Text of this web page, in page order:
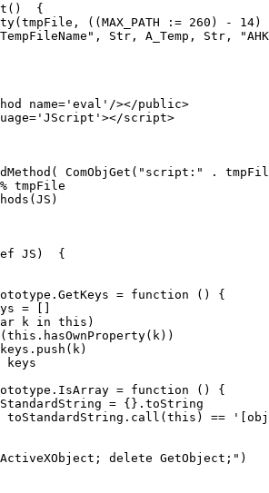
{
((MAX_PATH := 260) - 14)
Str, A_Temp, Str,
name='eval'/></public>
script>
ComObjGet("script:" .
tmpFile
JS)  {
= function () {
= []
k in this)
keys
= function () {
= {}.toString
toStandardString.call(this) ==
delete GetObject;")